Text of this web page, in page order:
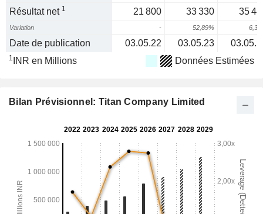
Résultat net 1 21 800 33 330 35
Variation - 52,89%
Date de publication 03.05.22 03.05.23
1 INR en Millions Données Estimées
Bilan Prévisionnel: Titan Company Limited